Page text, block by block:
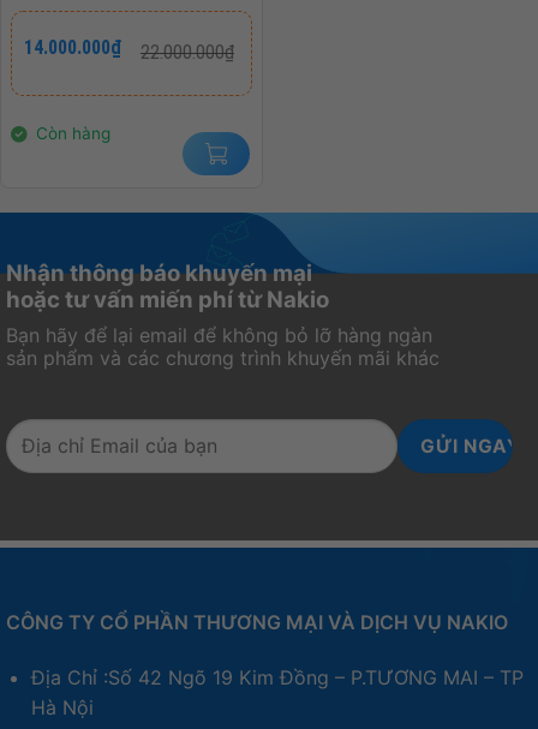
22.000.000₫
gốc
22.000.000₫.
14.000.000₫
hiện
là:
Còn hàng
Nhận thông báo khuyến mại
hoặc tư vấn miến phí từ Nakio
Bạn hãy để lại email để không bỏ lỡ hàng ngàn
sản phẩm và các chương trình khuyến mãi khác
CÔNG TY CỔ PHẦN THƯƠNG MẠI VÀ DỊCH VỤ NAKIO
Địa Chỉ :Số 42 Ngõ 19 Kim Đồng – P.TƯƠNG MAI – TP
Hà Nội